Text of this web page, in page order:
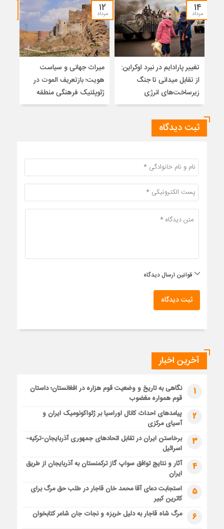
۱۴
مرداد
تغییر پارادایم در نبرد اوکراین:
از تقابل میدانی تا جنگ
زیرساخت‌های انرژی
۱۲
مرداد
میراث جهانی و سیاست
هویت؛ بازتعریف الموت در
ژئوپلتیک فرهنگی منطقه
ثبت دیدگاه
قوانین ارسال دیدگاه
ثبت دیدگاه
آخرین اخبار
1
نگاهی به تاریخ و وضعیت قوم هزاره در افغانستان؛ داستان
قوم همواره مغضوب
2
پیامدهای احداث کانال اوراسیا بر ژئواکونومیک ایران و
آسیای مرکزی
3
برخاستن ایران در تقابل اتحادهای جمهوری آذربایجان-ترکیه-
اسرائیل
4
آثار و نتایج توافق سواپ گاز ترکمنستان به آذربایجان از طریق
ایران
5
استجابت دعای آقا محمد خان قاجار در طلب حق مرگ برای
کاترین کبیر
6 مرگ شاه قاجار به دلیل خربزه و نجات جان شاعر کتابخوان